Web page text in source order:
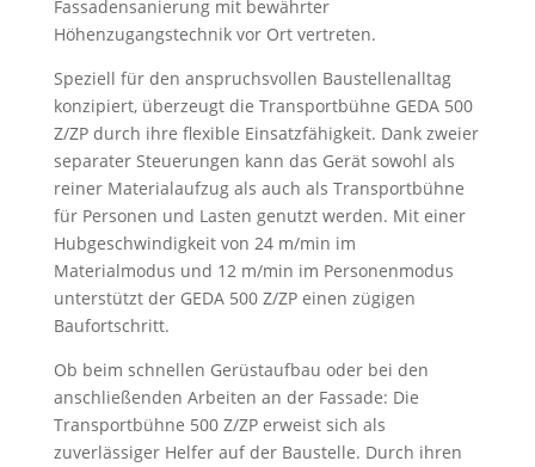
Fassadensanierung mit bewährter
Höhenzugangstechnik vor Ort vertreten.
Speziell für den anspruchsvollen Baustellenalltag
konzipiert, überzeugt die Transportbühne GEDA 500
Z/ZP durch ihre flexible Einsatzfähigkeit. Dank zweier
separater Steuerungen kann das Gerät sowohl als
reiner Materialaufzug als auch als Transportbühne
für Personen und Lasten genutzt werden. Mit einer
Hubgeschwindigkeit von 24 m/min im
Materialmodus und 12 m/min im Personenmodus
unterstützt der GEDA 500 Z/ZP einen zügigen
Baufortschritt.
Ob beim schnellen Gerüstaufbau oder bei den
anschließenden Arbeiten an der Fassade: Die
Transportbühne 500 Z/ZP erweist sich als
zuverlässiger Helfer auf der Baustelle. Durch ihren